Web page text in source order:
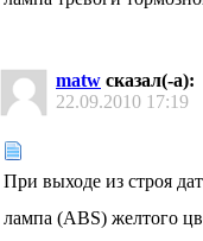
matw сказал(-а):
22.09.2010 17:19
При выходе из строя
лампа (АВS) желтого